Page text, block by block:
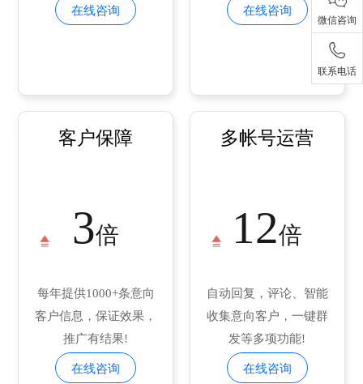
在线咨询 在线咨询
客户保障
3倍
每年提供1000+条意向
客户信息，保证效果，
推广有结果!
在线咨询
多帐号运营
12倍
自动回复，评论、智能
收集意向客户，一键群
发等多项功能!
在线咨询
微信咨询
联系电话